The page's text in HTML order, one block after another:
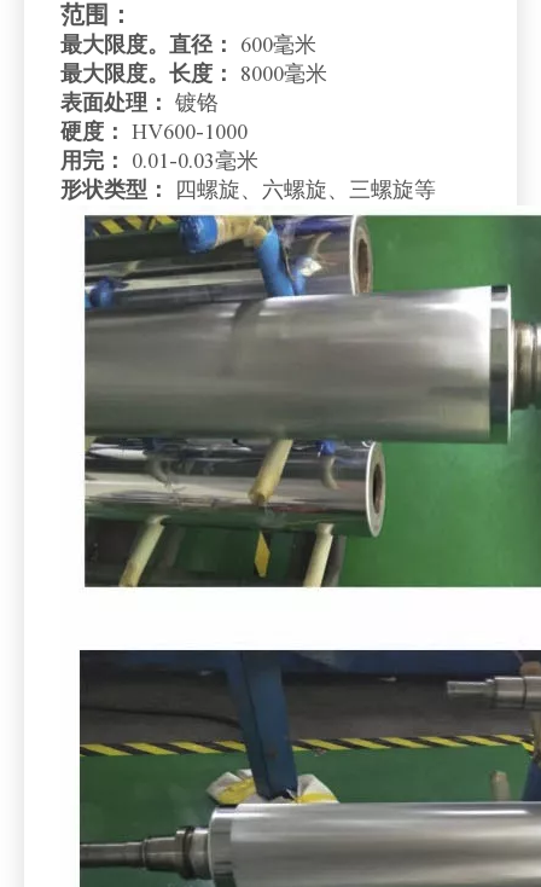
范围：
最大限度。直径：
600毫米
最大限度。长度：
8000毫米
表面处理： 镀铬
硬度： HV600-1000
用完： 0.01-0.03毫米
形状类型：
四螺旋、六螺旋、三螺旋等